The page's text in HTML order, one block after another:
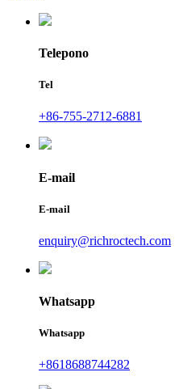
Telepono
Tel
+86-755-2712-6881
E-mail
E-mail
enquiry@richroctech.com
Whatsapp
Whatsapp
+8618688744282